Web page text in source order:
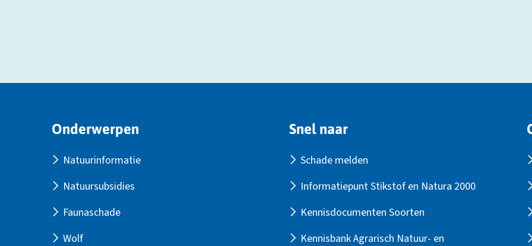
Onderwerpen
Natuurinformatie
Natuursubsidies
Faunaschade
Wolf
Snel naar
Schade melden
Informatiepunt Stikstof en Natura 2000
Kennisdocumenten Soorten
Kennisbank Agrarisch Natuur- en